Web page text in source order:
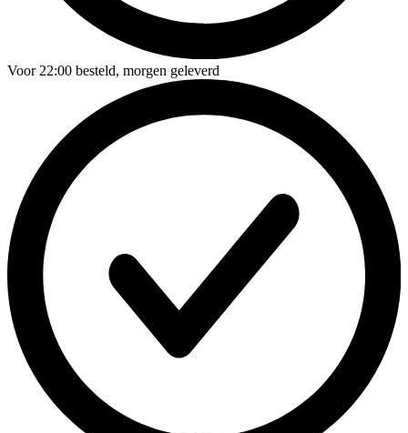
Voor22:00 besteld, morgen geleverd